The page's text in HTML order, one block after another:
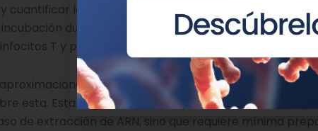
la expresión de
CXCL10
. En ambos casos,
durante la noche con fragmentos sintéticos
T y por extensión estimula la expresión de
radica en si se extrae el ARN a partir de
esta. Esta segunda opción representa una mejora ya
de extracción de ARN, sino que requiere mínima